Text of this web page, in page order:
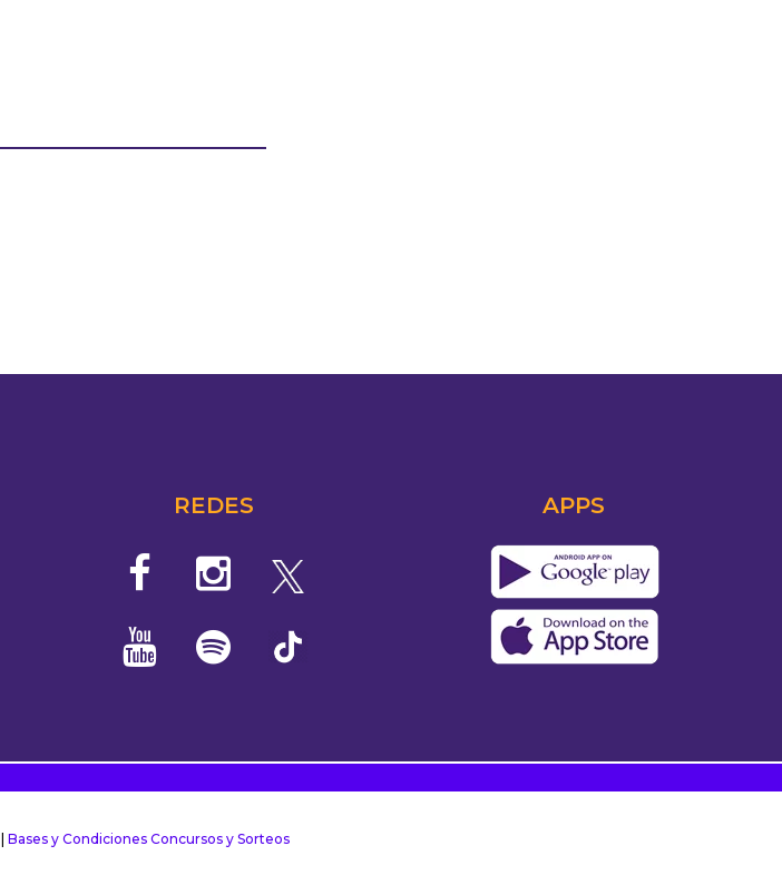
REDES APPS
Bases y Condiciones Concursos y Sorteos